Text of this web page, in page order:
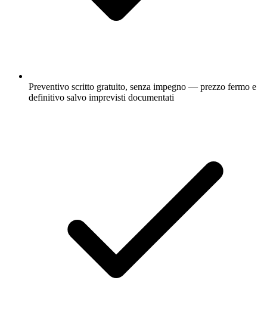
Preventivo scritto gratuito, senza impegno — prezzo fermo e
definitivo salvo imprevisti documentati